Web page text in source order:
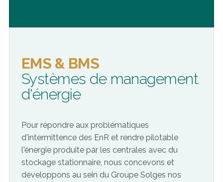
EMS & BMS
Systèmes de management
d'énergie
Pour répondre aux problématiques
d'intermittence des EnR et rendre pilotable
l'énergie produite par les centrales avec du
stockage stationnaire, nous concevons et
développons au sein du Groupe Solges nos